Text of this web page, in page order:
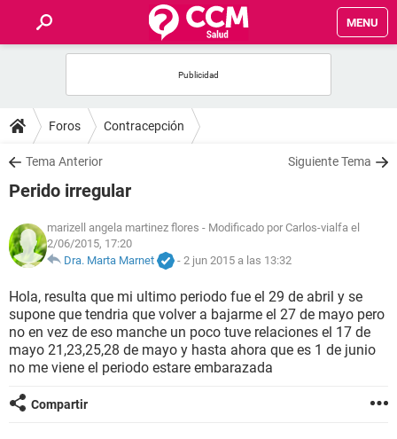
MENU
FOROS
SALUD
NUTRICIÓN
BIENESTAR
SEXUALIDAD
Foros Contracepción
Tema Anterior Siguiente Tema
Perido irregular
marizell angela martinez flores - Modificado por Carlos-vialfa el
2/06/2015, 17:20
Dra. Marta Marnet
-2 jun 2015 a las 13:32
Hola, resulta que mi ultimo periodo fue el 29 de abril y se
supone que tendria que volver a bajarme el 27 de mayo pero
no en vez de eso manche un poco tuve relaciones el 17 de
mayo 21,23,25,28 de mayo y hasta ahora que es 1 de junio
no me viene el periodo estare embarazada
Compartir